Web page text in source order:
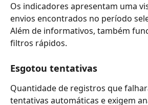
Os indicadores apresentam uma
envios encontrados no período
Além de informativos, também
filtros rápidos.
Esgotou tentativas
Quantidade de registros que
tentativas automáticas e exigem